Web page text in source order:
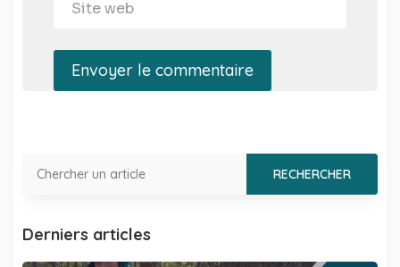
Envoyer le commentaire
Derniers articles